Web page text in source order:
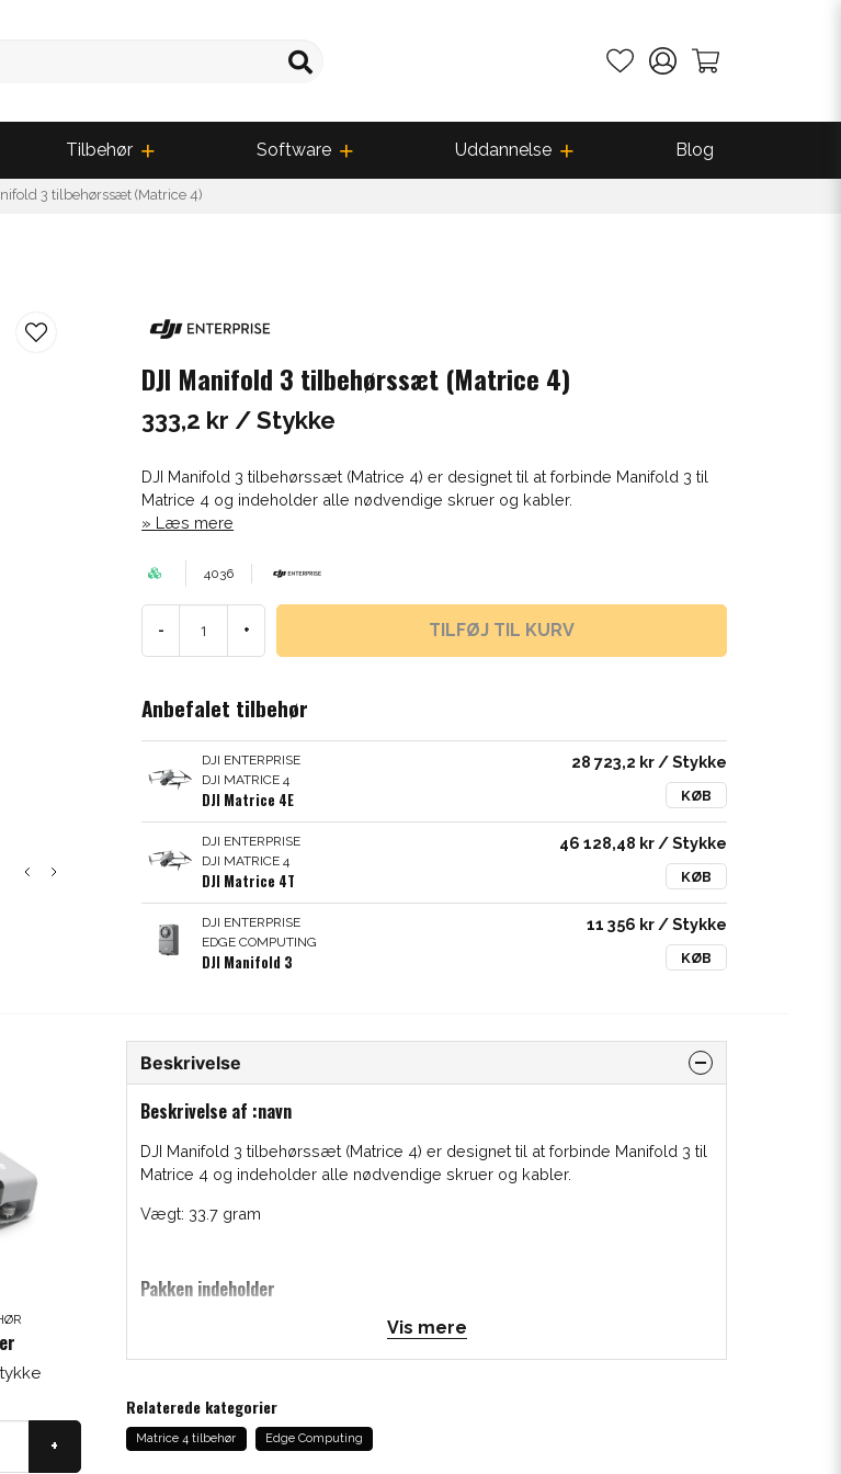
Tilbehør Software Uddannelse Blog
3 tilbehørssæt (Matrice 4)
DJI Manifold 3 tilbehørssæt (Matrice 4)
333,2 kr / Stykke
DJI Manifold 3 tilbehørssæt (Matrice 4) er designet til at forbinde Manifold 3 til
Matrice 4 og indeholder alle nødvendige skruer og kabler.
Læs mere
4036
- + TILFØJ TIL KURV
Anbefalet tilbehør
DJI ENTERPRISE
DJI MATRICE 4
DJI Matrice 4E
28 723,2 kr / Stykke
KØB
DJI ENTERPRISE
DJI MATRICE 4
DJI Matrice 4T
46 128,48 kr / Stykke
KØB
DJI ENTERPRISE
EDGE COMPUTING
DJI Manifold 3
11 356 kr / Stykke
KØB
+
Beskrivelse
Beskrivelse af :navn
DJI Manifold 3 tilbehørssæt (Matrice 4) er designet til at forbinde Manifold 3 til
Matrice 4 og indeholder alle nødvendige skruer og kabler.
Vægt: 33.7 gram
Pakken indeholder
1 x koaksialkabel (Matrice 4)
2 x Koaksialkabelskruer (
1 x skruetrækker
Vis mere
Relaterede kategorier
Matrice 4 tilbehør Edge Computing
Få 5% rabatt